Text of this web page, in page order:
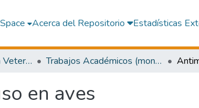
Acerca del Repositorio Estadísticas
Facultad de Medicina Veterinaria y Zootecnia Trabajos Académicos (monografías)
en aves